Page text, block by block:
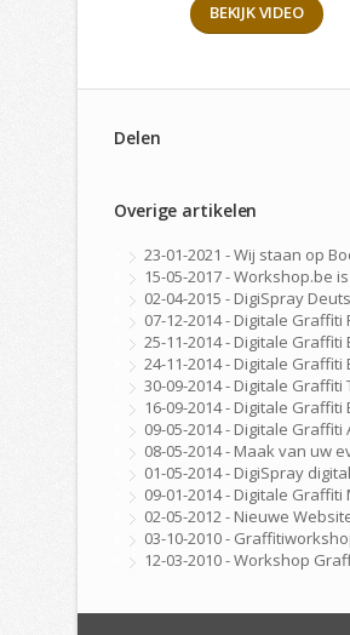
BEKIJK VIDEO
Delen
Overige artikelen
23-01-2021 - Wij staan op BooQent -
15-05-2017 - Workshop.be is
02-04-2015 - DigiSpray
07-12-2014 - Digitale Graffiti
25-11-2014 - Digitale Graffiti
24-11-2014 - Digitale Graffiti
30-09-2014 - Digitale Graffiti
16-09-2014 - Digitale Graffiti
09-05-2014 - Digitale Graffiti
08-05-2014 - Maak van uw evenement, beurs, feest of congres een echte ervaring met
01-05-2014 - DigiSpray
09-01-2014 - Digitale Graffiti
02-05-2012 - Nieuwe Website de CKV
03-10-2010 - Graffitiworkshopbreda.nl
12-03-2010 - Workshop Graffiti 100 jarig bestaan